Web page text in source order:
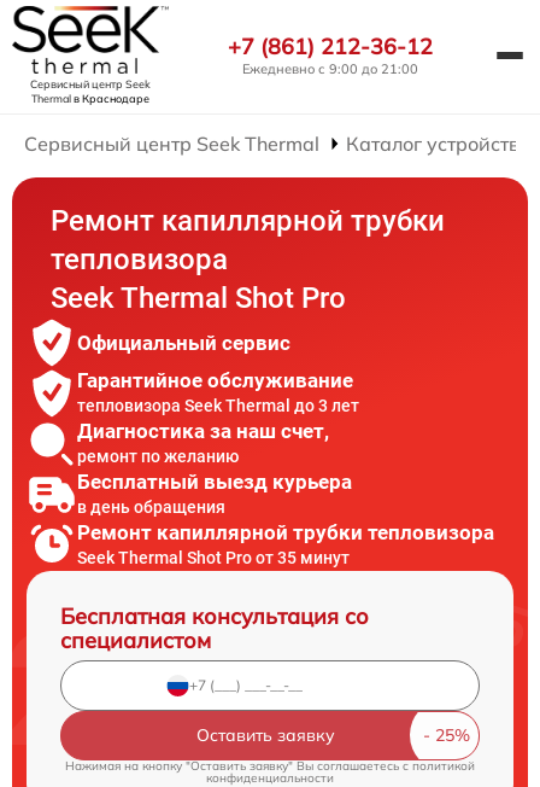
Сервисный центр Seek
Thermalв Краснодаре
+7 (861) 212-36-12
Ежедневно с 9:00 до 21:00
Сервисный центр Seek Thermal Каталог устройств
Ремонт капиллярной трубки
тепловизора
Seek Thermal Shot Pro
Официальный сервис
Гарантийное обслуживание
тепловизора Seek Thermal до 3 лет
Диагностика за наш счет,
ремонт по желанию
Бесплатный выезд курьера
в день обращения
Ремонт капиллярной трубки тепловизора
Seek Thermal Shot Pro от 35 минут
Бесплатная консультация со
специалистом
Оставить заявку
Нажимая на кнопку "Оставить заявку" Вы соглашаетесь cполитикой
конфиденциальности